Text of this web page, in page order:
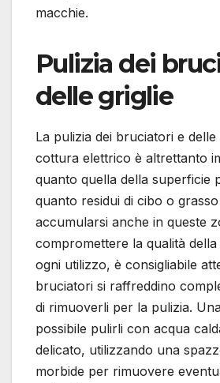
macchie.
Pulizia dei
delle griglie
La pulizia dei bruciatori e
cottura elettrico è altrettanto
quanto quella della superficie
quanto residui di cibo o
accumularsi anche in queste
compromettere la qualità
ogni utilizzo, è consigliabile
bruciatori si raffreddino
di rimuoverli per la pulizia.
possibile pulirli con acqua
delicato, utilizzando una
morbide per rimuovere